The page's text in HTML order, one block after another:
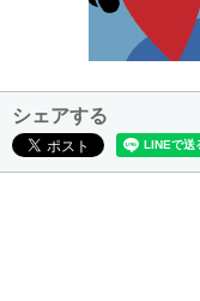
シェアする